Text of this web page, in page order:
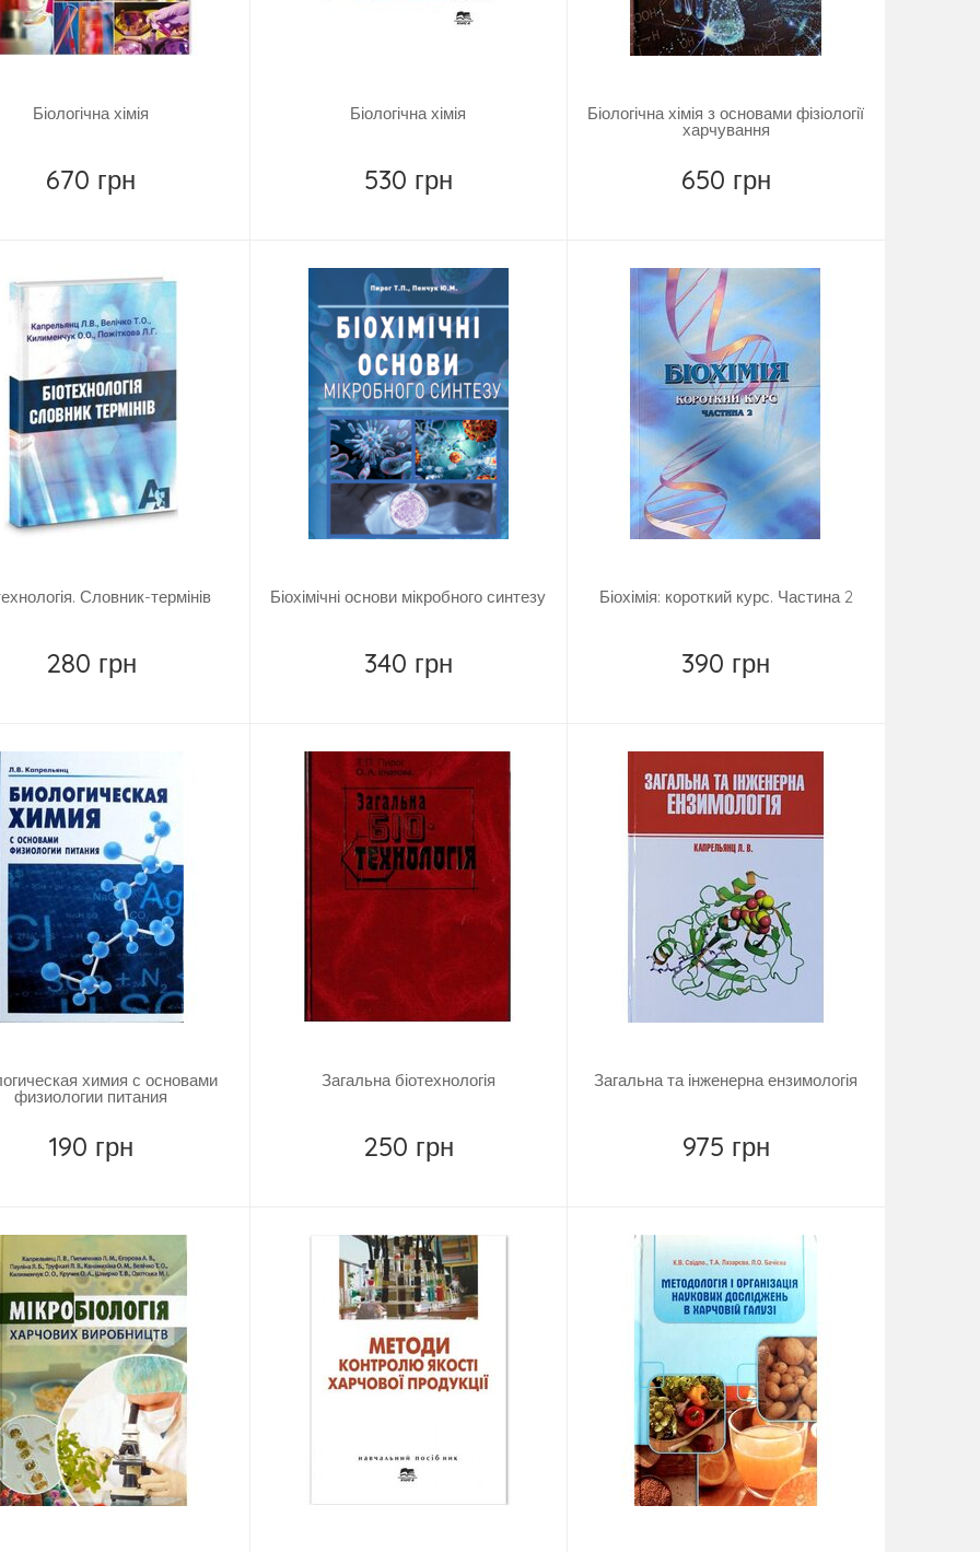
Біологічна хімія
670 грн
Біологічна хімія
530 грн
Біологічна хімія з основами фізіології
харчування
650 грн
Словник-термінів
280 грн
Біохімічні основи мікробного синтезу
340 грн
Біохімія: короткий курс. Частина 2
390 грн
химия с основами
физиологии питания
190 грн
Загальна біотехнологія
250 грн
Загальна та інженерна ензимологія
975 грн